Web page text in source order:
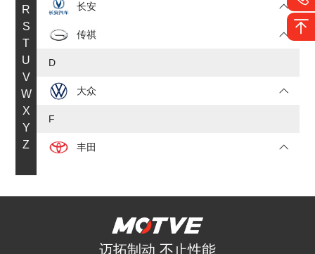
R
S
T
U
V
W
X
Y
Z
长安
传祺
D
大众
F
丰田
迈拓制动 不止性能